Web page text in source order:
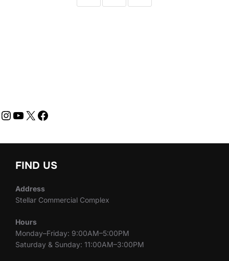
FIND US
Address
Stellar Commercial Complex
Hours
Monday–Friday: 9:00AM–5:00PM
Saturday & Sunday: 11:00AM–3:00PM